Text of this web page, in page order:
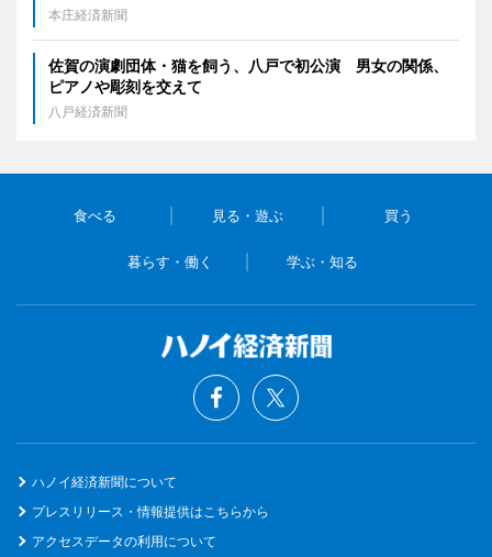
本庄経済新聞
佐賀の演劇団体・猫を飼う、八戸で初公演 男女の関係、
ピアノや彫刻を交えて
八戸経済新聞
食べる 見る・遊ぶ 買う
暮らす・働く 学ぶ・知る
ハノイ経済新聞について
プレスリリース・情報提供はこちらから
アクセスデータの利用について